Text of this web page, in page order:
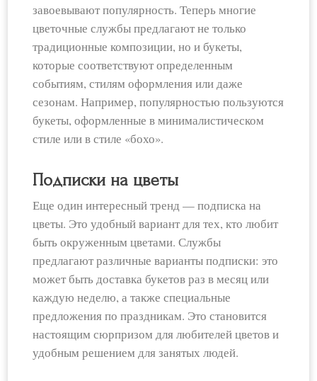
завоевывают популярность. Теперь многие
цветочные службы предлагают не только
традиционные композиции, но и букеты,
которые соответствуют определенным
событиям, стилям оформления или даже
сезонам. Например, популярностью пользуются
букеты, оформленные в минималистическом
стиле или в стиле «бохо».
Подписки на цветы
Еще один интересный тренд — подписка на
цветы. Это удобный вариант для тех, кто любит
быть окруженным цветами. Службы
предлагают различные варианты подписки: это
может быть доставка букетов раз в месяц или
каждую неделю, а также специальные
предложения по праздникам. Это становится
настоящим сюрпризом для любителей цветов и
удобным решением для занятых людей.